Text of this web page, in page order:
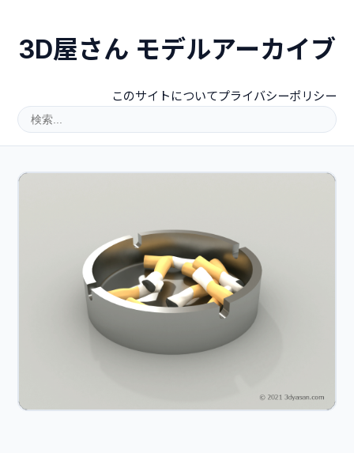
3D屋さん モデルアーカイブ
このサイトについてプライバシーポリシー